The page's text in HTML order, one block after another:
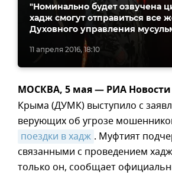
11 апреля 2016, 18:10
"Номинально будет озвучена
хадж смогут отправиться все
Духовного управления
МОСКВА, 5 мая — РИА
Крыма (ДУМК) выступило с
верующих об угрозе
поездки в хадж . Муфтият
связанными с проведением
только он, сообщает